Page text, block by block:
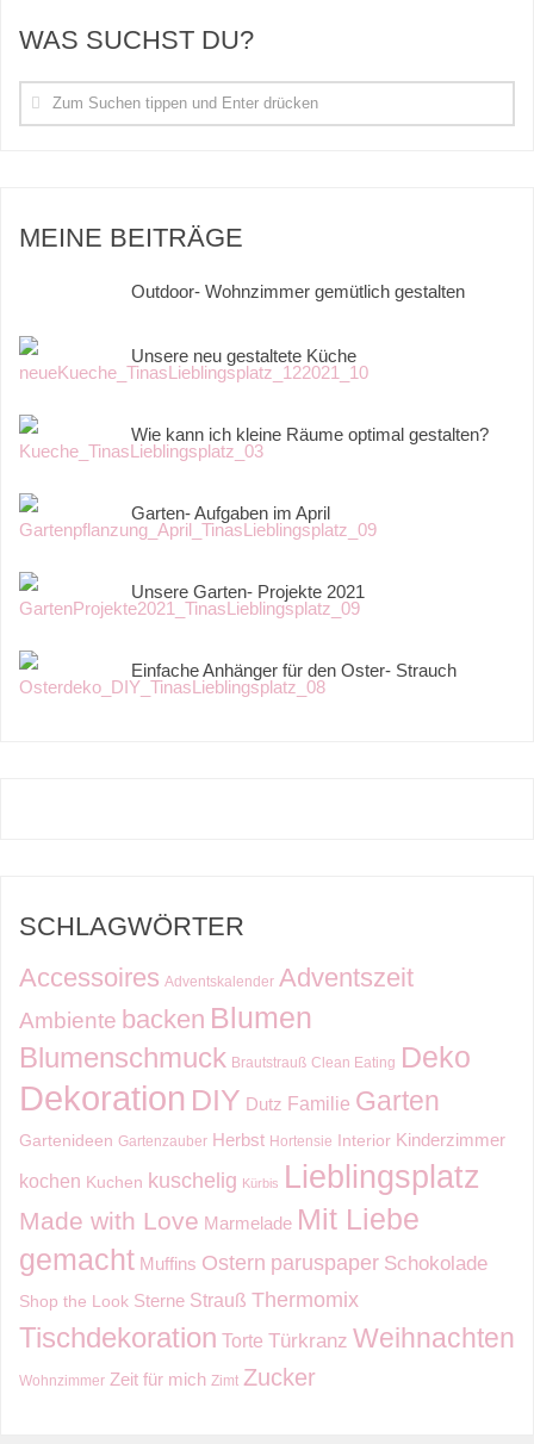
WAS SUCHST DU?
MEINE BEITRÄGE
Outdoor- Wohnzimmer gemütlich gestalten
Unsere neu gestaltete Küche
Wie kann ich kleine Räume optimal gestalten?
Garten- Aufgaben im April
Unsere Garten- Projekte 2021
Einfache Anhänger für den Oster- Strauch
SCHLAGWÖRTER
Accessoires Adventskalender Adventszeit
Ambiente backen Blumen
Blumenschmuck Brautstrauß Clean Eating Deko
Dekoration DIY Dutz Familie Garten
Gartenideen Gartenzauber Herbst Hortensie Interior Kinderzimmer
kochen Kuchen kuschelig Kürbis Lieblingsplatz
Made with Love Marmelade Mit Liebe
gemacht Muffins Ostern paruspaper Schokolade
Shop the Look Sterne Strauß Thermomix
Tischdekoration Torte Türkranz Weihnachten
Wohnzimmer Zeit für mich Zimt Zucker